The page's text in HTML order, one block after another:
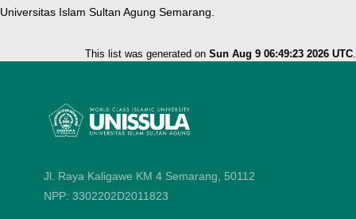
Universitas Islam Sultan Agung Semarang.
This list was generated on Sun Aug 9 06:49:23 2026 UTC.
Jl. Raya Kaligawe KM 4 Semarang, 50112
NPP: 3302202D2011823